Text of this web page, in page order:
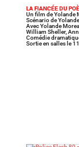
LA FIANCÉE DU
Un film de Yolande
Scénario de
Avec Yolande
William Sheller,
Comédie
Sortie en salles le